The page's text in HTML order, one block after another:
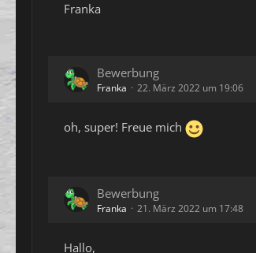
Franka
Bewerbung
Franka 22. März 2022 um 19:06
oh, super! Freue mich
Bewerbung
Franka 21. März 2022 um 17:48
Hallo,